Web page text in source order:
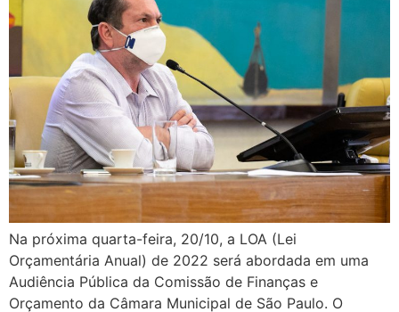
Na próxima quarta-feira, 20/10, a LOA (Lei
Orçamentária Anual) de 2022 será abordada em uma
Audiência Pública da Comissão de Finanças e
Orçamento da Câmara Municipal de São Paulo. O